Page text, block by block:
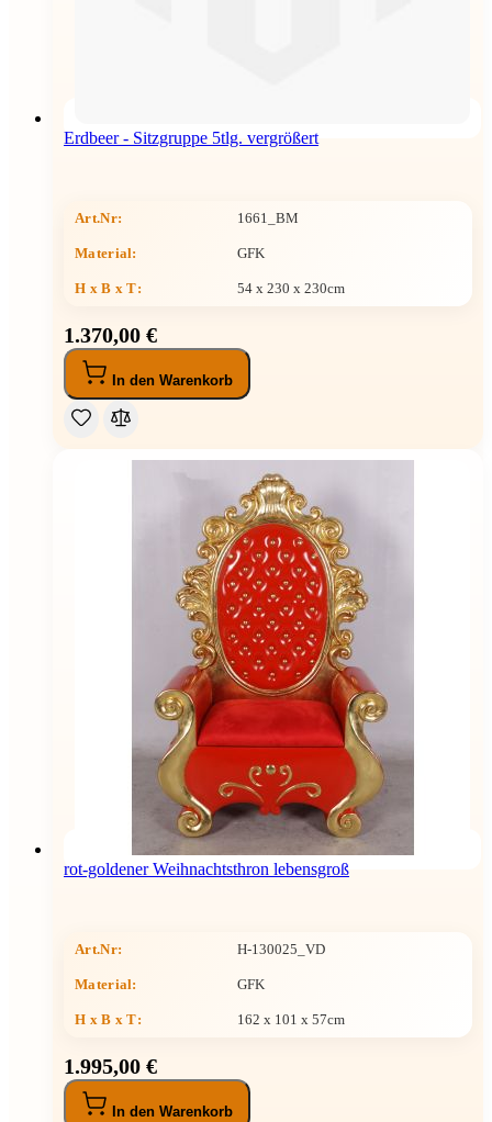
Erdbeer - Sitzgruppe 5tlg. vergrößert
Art.Nr: 1661_BM
Material: GFK
H x B x T: 54 x 230 x 230cm
1.370,00 €
In den Warenkorb
rot-goldener Weihnachtsthron lebensgroß
Art.Nr: H-130025_VD
Material: GFK
H x B x T: 162 x 101 x 57cm
1.995,00 €
In den Warenkorb